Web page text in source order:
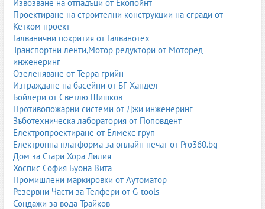
Извозване на отпадъци от Екопойнт
Проектиране на строителни конструкции на сгради от
Кетком проект
Галванични покрития от Галванотех
Транспортни ленти,Мотор редуктори от Моторед
инженеринг
Озеленяване от Терра грийн
Изграждане на басейни от БГ Хандел
Бойлери от Светлю Шишков
Противопожарни системи от Джи инженеринг
Зъботехническа лаборатория от Поповдент
Електропроектиране от Елмекс груп
Електронна платформа за онлайн печат от Pro360.bg
Дом за Стари Хора Лилия
Хоспис София Буона Вита
Промишлени маркировки от Аутоматор
Резервни Части за Телфери от G-tools
Сондажи за вода Трайков